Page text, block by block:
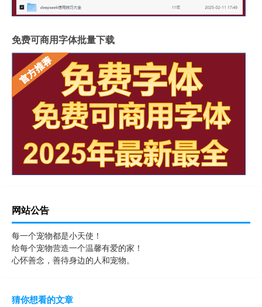
免费可商用字体批量下载
网站公告
每一个宠物都是小天使！
给每个宠物营造一个温馨有爱的家！
心怀善念，善待身边的人和宠物。
猜你想看的文章